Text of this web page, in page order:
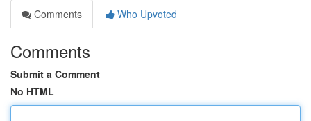
Comments
Who Upvoted
Comments
Submit a Comment
No HTML